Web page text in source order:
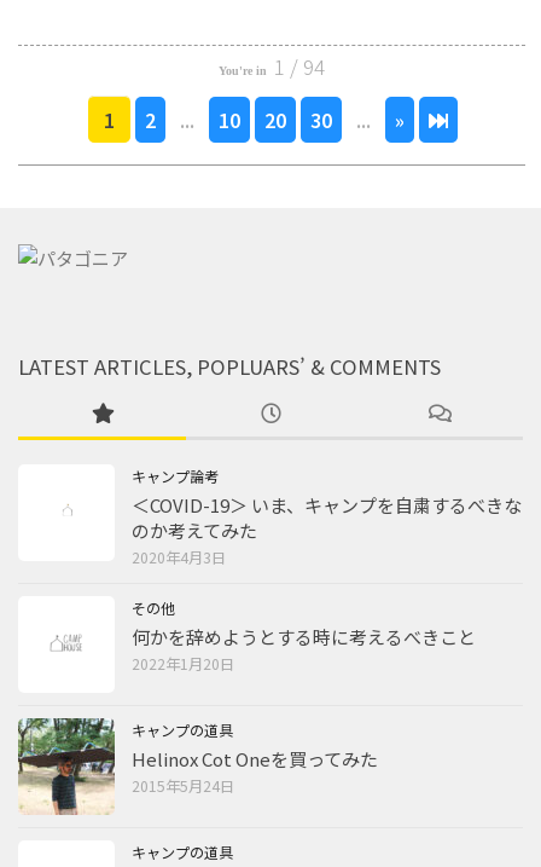
1 / 94
1 2 ... 10 20 30 ... »
LATEST ARTICLES, POPLUARS’ & COMMENTS
キャンプ論考
＜COVID-19＞ いま、キャンプを自粛するべきな
のか考えてみた
2020年4月3日
その他
何かを辞めようとする時に考えるべきこと
2022年1月20日
キャンプの道具
Helinox Cot Oneを買ってみた
2015年5月24日
キャンプの道具